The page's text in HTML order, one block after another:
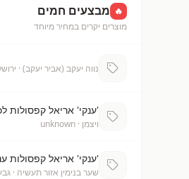
🔥
מבצעים חמים
מוצרים יקרים במחיר מיוחד
נווה יעקב (אביר יעקב) ·
'ענקי' אריאל קפסולות
ויצמן · unknown
'ענקי' אריאל קפסולות ענק
שער בנימין אזור תעשיה ·